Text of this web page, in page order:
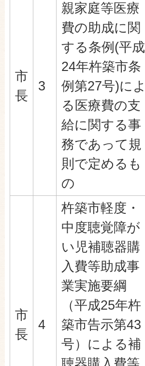
市
長
3
親家庭等医療
費の助成に関
する条例(平成
24年杵築市条
例第27号)によ
る医療費の支
給に関する事
務であって規
則で定めるも
の
市
長
4
杵築市軽度・
中度聴覚障が
い児補聴器購
入費等助成事
業実施要綱
（平成25年杵
築市告示第43
号）による補